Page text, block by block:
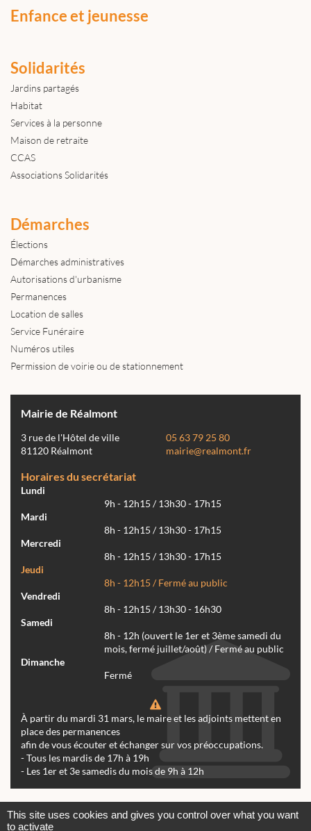
Enfance et jeunesse
Solidarités
Jardins partagés
Habitat
Services à la personne
Maison de retraite
CCAS
Associations Solidarités
Démarches
Élections
Démarches administratives
Autorisations d'urbanisme
Permanences
Location de salles
Service Funéraire
Numéros utiles
Permission de voirie ou de stationnement
Mairie de Réalmont
3 rue de l'Hôtel de ville
81120 Réalmont
05 63 79 25 80
mairie@realmont.fr
Horaires du secrétariat
Lundi
9h - 12h15 / 13h30 - 17h15
Mardi
8h - 12h15 / 13h30 - 17h15
Mercredi
8h - 12h15 / 13h30 - 17h15
Jeudi
8h - 12h15 / Fermé au public
Vendredi
8h - 12h15 / 13h30 - 16h30
Samedi
8h - 12h (ouvert le 1er et 3ème samedi du
mois, fermé juillet/août) / Fermé au public
Dimanche
Fermé
À partir du mardi 31 mars, le maire et les adjoints mettent en
place des permanences
afin de vous écouter et échanger sur vos préoccupations.
- Tous les mardis de 17h à 19h
- Les 1er et 3e samedis du mois de 9h à 12h
This site uses cookies and gives you control over what you want
to activate